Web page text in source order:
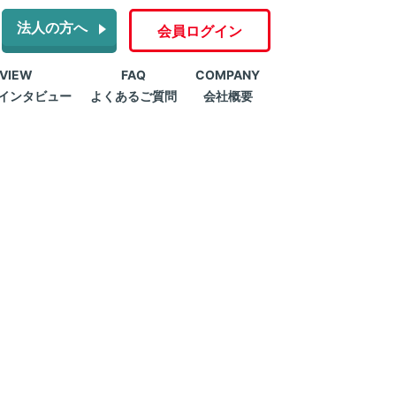
法人の方へ 会員ログイン
ンタビュー
FAQ
よくあるご質問
COMPANY
会社概要